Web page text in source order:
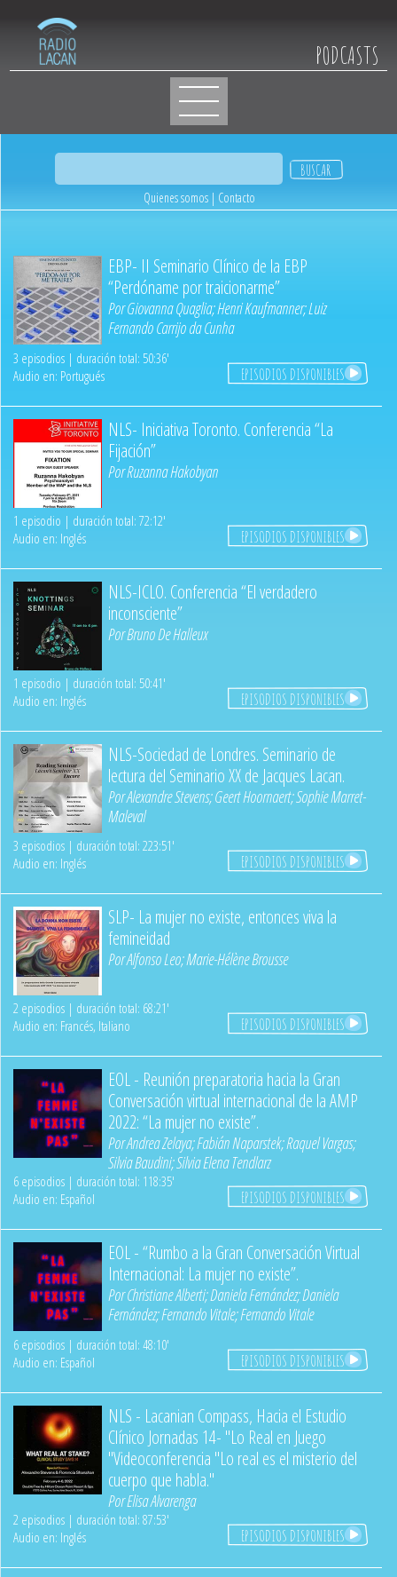
PODCASTS
Quienes somos| Contacto
EBP- II Seminario Clínico de la EBP
“Perdóname por traicionarme”
PorGiovanna Quaglia;Henri Kaufmanner;Luiz
Fernando Carrijo da Cunha
3 episodios | duración total: 50:36'
Audio en: Portugués
EPISODIOS DISPONIBLES
NLS- Iniciativa Toronto. Conferencia “La
Fijación”
PorRuzanna Hakobyan
1 episodio | duración total: 72:12'
Audio en: Inglés
EPISODIOS DISPONIBLES
NLS-ICLO. Conferencia “El verdadero
inconsciente”
PorBruno De Halleux
1 episodio | duración total: 50:41'
Audio en: Inglés
EPISODIOS DISPONIBLES
NLS-Sociedad de Londres. Seminario de
lectura del Seminario XX de Jacques Lacan.
PorAlexandre Stevens;Geert Hoornaert;Sophie Marret-
Maleval
3 episodios | duración total: 223:51'
Audio en: Inglés
EPISODIOS DISPONIBLES
SLP- La mujer no existe, entonces viva la
femineidad
PorAlfonso Leo;Marie-Hélène Brousse
2 episodios | duración total: 68:21'
Audio en: Francés, Italiano
EPISODIOS DISPONIBLES
EOL - Reunión preparatoria hacia la Gran
Conversación virtual internacional de la AMP
2022: “La mujer no existe”.
PorAndrea Zelaya;Fabián Naparstek;Raquel Vargas;
Silvia Baudini;Silvia Elena Tendlarz
6 episodios | duración total: 118:35'
Audio en: Español
EPISODIOS DISPONIBLES
EOL - “Rumbo a la Gran Conversación Virtual
Internacional: La mujer no existe”.
PorChristiane Alberti;Daniela Fernández;Daniela
Fernández;Fernando Vitale;Fernando Vitale
6 episodios | duración total: 48:10'
Audio en: Español
EPISODIOS DISPONIBLES
NLS - Lacanian Compass, Hacia el Estudio
Clínico Jornadas 14- "Lo Real en Juego
"Videoconferencia "Lo real es el misterio del
cuerpo que habla."
PorElisa Alvarenga
2 episodios | duración total: 87:53'
Audio en: Inglés
EPISODIOS DISPONIBLES